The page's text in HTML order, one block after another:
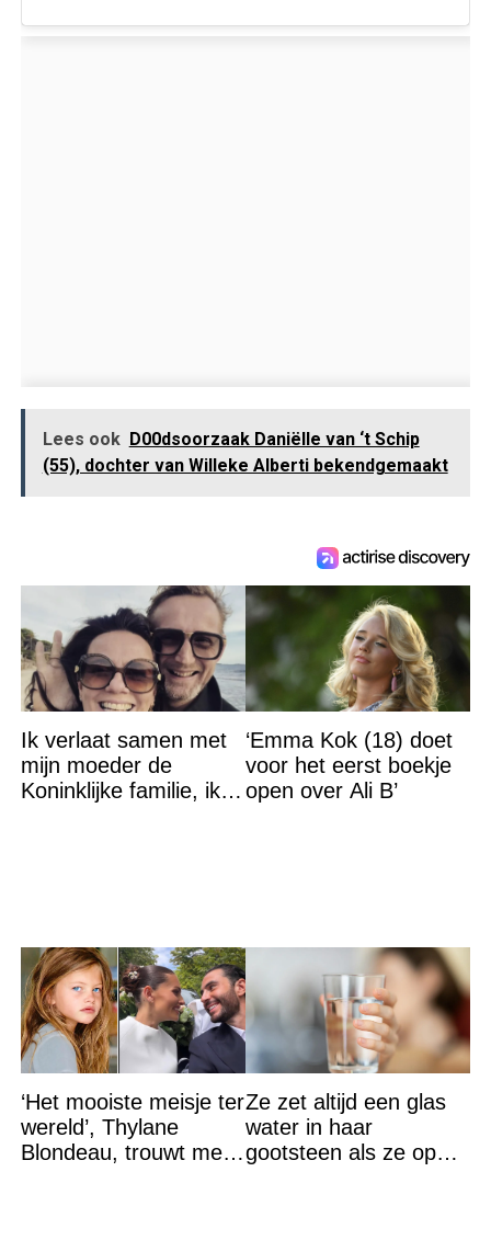
Lees ook D00dsoorzaak Daniëlle van ‘t Schip
(55), dochter van Willeke Alberti bekendgemaakt
Ik verlaat samen met
mijn moeder de
Koninklijke familie, ik
‘Emma Kok (18) doet
voor het eerst boekje
open over Ali B’
‘Het mooiste meisje ter
wereld’, Thylane
Blondeau, trouwt met
Ze zet altijd een glas
water in haar
gootsteen als ze op